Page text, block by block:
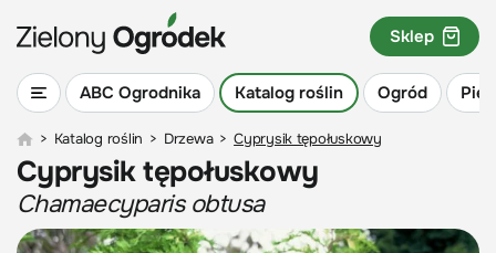
ABC Ogrodnika Katalog roślin Ogród
Sklep
> Katalog roślin > Drzewa > Cyprysik tępołuskowy
Cyprysik tępołuskowy
Chamaecyparis obtusa